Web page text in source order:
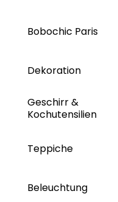
Bobochic Paris
Dekoration
Geschirr &
Kochutensilien
Teppiche
Beleuchtung